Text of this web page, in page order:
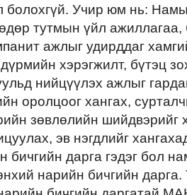
болохгүй. Учир юм нь:
тутмын үйл ажиллагаа,
ажлыг удирддаг
хэрэгжилт, бүтэц
нийцүүлэх ажлыг
оролцоог хангах,
зөвлөлийн шийдвэрийг
эв нэгдлийг
бичгийн дарга гэдэг бол
нарийн бичгийн